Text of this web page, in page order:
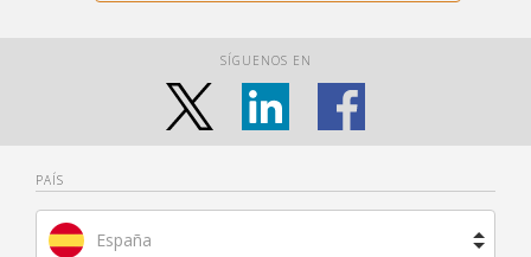
SÍGUENOS EN
PAÍS
España